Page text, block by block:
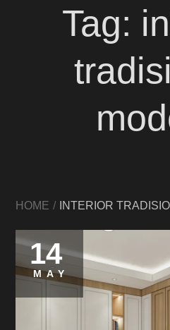
Tag:
HOME INTERIOR
14
MAY